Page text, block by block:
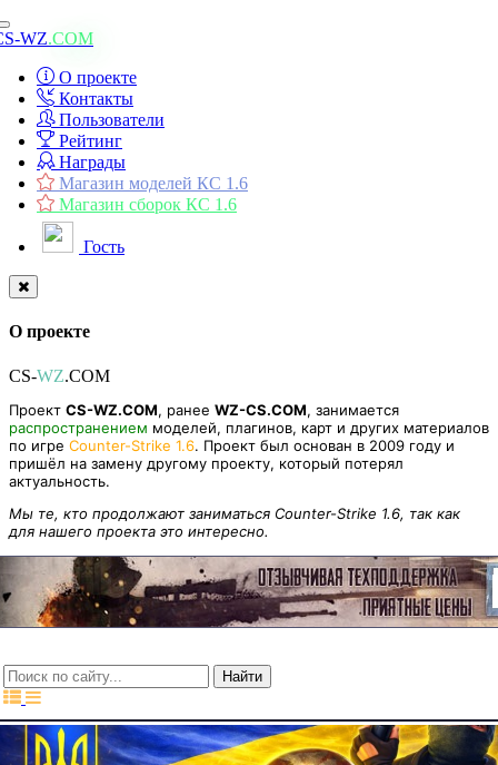
Toggle
navigation
WZ.COM
О проекте
Контакты
Пользователи
Рейтинг
Награды
Магазин моделей КС 1.6
Магазин сборок КС 1.6
Гость
О проекте
CS-WZ.COM
Проект CS-WZ.COM, ранее WZ-CS.COM, занимается
распространением моделей, плагинов, карт и других материалов
по игре Counter-Strike 1.6. Проект был основан в 2009 году и
пришёл на замену другому проекту, который потерял
актуальность.
Мы те, кто продолжают заниматься Counter-Strike 1.6, так как
для нашего проекта это интересно.